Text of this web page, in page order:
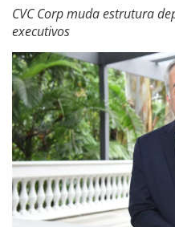
CVC Corp muda estrutura
executivos